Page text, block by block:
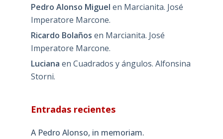
Pedro Alonso Miguel en Marcianita. José
Imperatore Marcone.
Ricardo Bolaños en Marcianita. José
Imperatore Marcone.
Luciana en Cuadrados y ángulos. Alfonsina
Storni.
Entradas recientes
A Pedro Alonso, in memoriam.